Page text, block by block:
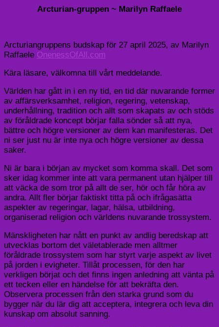
Arcturian-gruppen ~ Marilyn Raffaele
Arcturiangruppens budskap för 27 april 2025, av Marilyn
Raffaele OnenessOfAll.com
Kära läsare, välkomna till vårt meddelande.
Världen har gått in i en ny tid, en tid där nuvarande former
av affärsverksamhet, religion, regering, vetenskap,
underhållning, tradition och allt som skapats av och stöds
av föråldrade koncept börjar falla sönder så att nya,
bättre och högre versioner av dem kan manifesteras. Det
ni ser just nu är inte nya och högre versioner av dessa
saker.
Ni är bara i början av mycket som komma skall. Det som
sker idag kommer inte att vara permanent utan hjälper till
att väcka de som tror på allt de ser, hör och får höra av
andra. Allt fler börjar faktiskt titta på och ifrågasätta
aspekter av regeringar, lagar, hälsa, utbildning,
organiserad religion och världens nuvarande trossystem.
Mänskligheten har nått en punkt av andlig beredskap att
utvecklas bortom det väletablerade men alltmer
föråldrade trossystem som har styrt varje aspekt av livet
på jorden i evigheter. Tillåt processen, för den har
verkligen börjat och det finns ingen anledning att vänta på
ett tecken eller en händelse för att bekräfta den.
Observera processen från den starka grund som du
bygger när du lär dig att acceptera, integrera och leva din
kunskap om absolut sanning.